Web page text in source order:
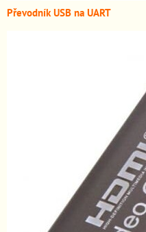
Převodník USB na UART